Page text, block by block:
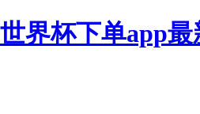
世界杯下单app